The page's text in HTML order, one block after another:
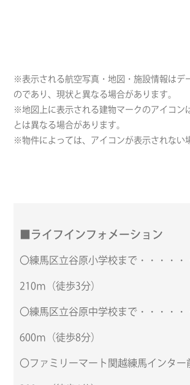
※表示される航空写真・地図・施設情報はデ
のであり、現状と異なる場合があります。
※地図上に表示される建物マークのアイコン
とは異なる場合があります。
※物件によっては、アイコンが表示されない
■ライフインフォメーション
〇練馬区立谷原小学校まで・・・・・
210ｍ（徒歩3分）
〇練馬区立谷原中学校まで・・・・・
600ｍ（徒歩8分）
〇ファミリーマート関越練馬インター